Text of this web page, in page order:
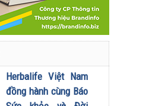
Herbalife Việt Nam
đồng hành cùng Báo